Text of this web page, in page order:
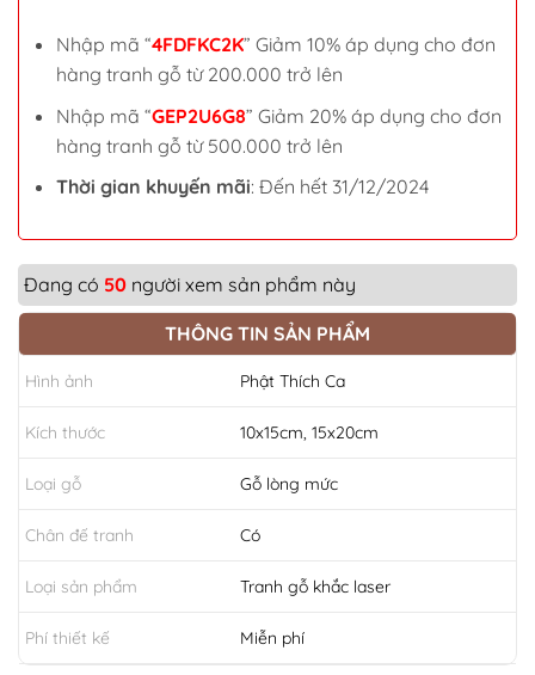
Nhập mã “4FDFKC2K” Giảm 10% áp dụng cho đơn
hàng tranh gỗ từ 200.000 trở lên
Nhập mã “GEP2U6G8” Giảm 20% áp dụng cho đơn
hàng tranh gỗ từ 500.000 trở lên
Thời gian khuyến mãi: Đến hết 31/12/2024
Đang có 50 người xem sản phẩm này
THÔNG TIN SẢN PHẨM
Hình ảnh Phật Thích Ca
Kích thước 10x15cm, 15x20cm
Loại gỗ Gỗ lòng mức
Chân đế tranh Có
Loại sản phẩm Tranh gỗ khắc laser
Phí thiết kế Miễn phí